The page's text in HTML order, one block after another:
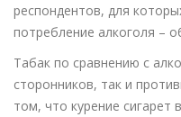
респондентов, для
потребление алкоголя –
Табак по сравнению с
сторонников, так и
том, что курение